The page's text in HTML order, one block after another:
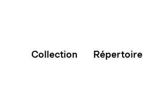
Collection Répertoire